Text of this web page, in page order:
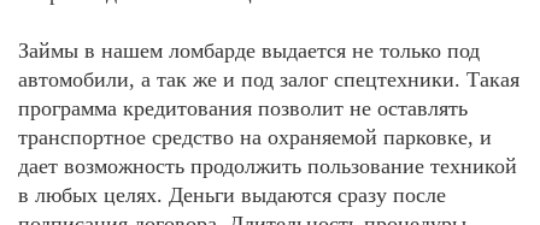
Займы в нашем ломбарде выдается не только под
автомобили, а так же и под залог спецтехники. Такая
программа кредитования позволит не оставлять
транспортное средство на охраняемой парковке, и
дает возможность продолжить пользование техникой
в любых целях. Деньги выдаются сразу после